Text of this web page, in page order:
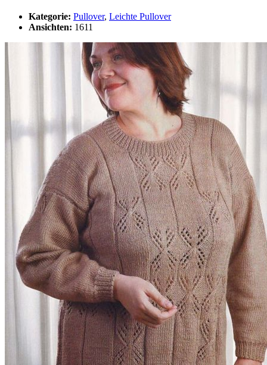
Kategorie: Pullover, Leichte Pullover
Ansichten: 1611